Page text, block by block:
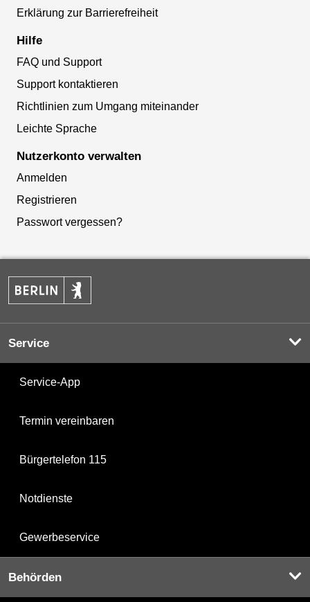
Erklärung zur Barrierefreiheit
Hilfe
FAQ und Support
Support kontaktieren
Richtlinien zum Umgang miteinander
Leichte Sprache
Nutzerkonto verwalten
Anmelden
Registrieren
Passwort vergessen?
Service
Service-App
Termin vereinbaren
Bürgertelefon 115
Notdienste
Gewerbeservice
Behörden